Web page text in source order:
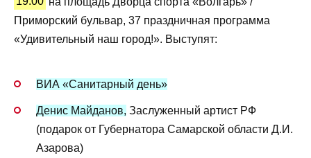
Приморский бульвар, 37 праздничная программа
«Удивительный наш город!». Выступят:
ВИА «Санитарный день»
Денис Майданов, Заслуженный артист РФ
(подарок от Губернатора Самарской области Д.И.
Азарова)